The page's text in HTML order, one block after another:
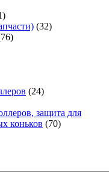
(32)
(24)
защита для
коньков (70)